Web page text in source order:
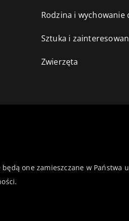
Rodzina i wychowanie
Sztuka i
Zwierzęta
one zamieszczane w Państwa
.